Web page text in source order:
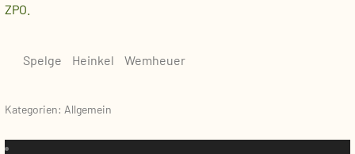
ZPO.
Spelge Heinkel Wemheuer
Kategorien: Allgemein